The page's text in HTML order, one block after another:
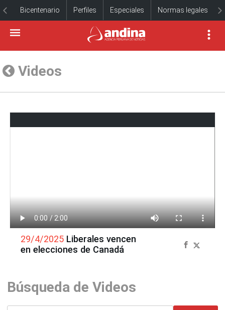
Bicentenario Perfiles Especiales Normas legales
Videos
29/4/2025 Liberales vencen
en elecciones de Canadá
Búsqueda de Videos